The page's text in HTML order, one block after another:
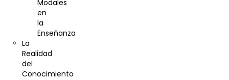
Modales
en
la
Enseñanza
La
Realidad
del
Conocimiento